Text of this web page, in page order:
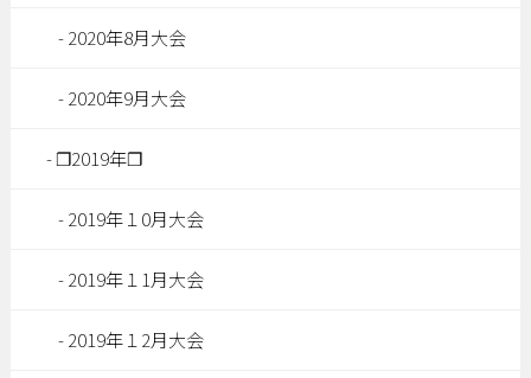
2020年8月大会
2020年9月大会
❐2019年❐
2019年１0月大会
2019年１1月大会
2019年１2月大会